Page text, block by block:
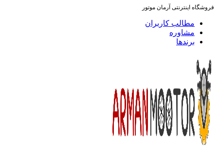
فروشگاه اینترنتی آرمان موتور
مطالب کاربران
مشاوره
برندها